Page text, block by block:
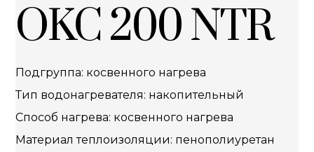
OKC 200 NTR
Подгруппа: косвенного нагрева
Тип водонагревателя: накопительный
Способ нагрева: косвенного нагрева
Материал теплоизоляции: пенополиуретан